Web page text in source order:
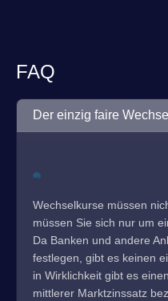
FAQ
Der einzig faire
Wechselkurse müssen
müssen Sie sich nur um
Da Banken und andere
festlegen, gibt es keinen
in Wirklichkeit gibt es
mittlerer Marktzinssatz